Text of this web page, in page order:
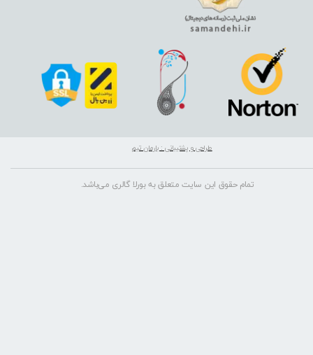
تمام حقوق این سایت متعلق به بورلا گالری می‌باشد.
طراحی و پشتیبانی : بارمان تیم